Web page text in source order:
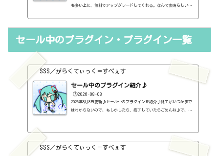
も多い上に、無料でアップグレードしてくれる。なんて素晴らしいん
023/09/03/bigclipper2/El Clapohttps://sss-music.xyz/2023/09/
セール中のプラグイン・プラグイン一覧
SSS／がらくてぃっく＝すぺぇす
セール中のプラグイン紹介♪
🕒️2026-08-08
2026年8月8日更新♪セール中のプラグインを紹介♪終了がいつかまで
はわからないので、もしかしたら、終了していたらごめんね♪で、相
CLASSIC（2B Played Music）定価：29.99ドル → 19.99ドル（本家さ
SSS／がらくてぃっく＝すぺぇす